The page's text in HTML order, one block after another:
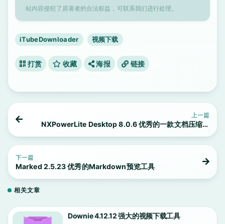
站内容侵犯了原著者的合法权益，可联系我们进行处理。
iTubeDownloader 视频下载
打赏 收藏 海报 链接
上一篇
NXPowerLite Desktop 8.0.6 优秀的一款文档压缩工
下一篇
Marked 2.5.23 优秀的Markdown预览工具
相关文章
Downie 4.12.12 强大的视频下载工具